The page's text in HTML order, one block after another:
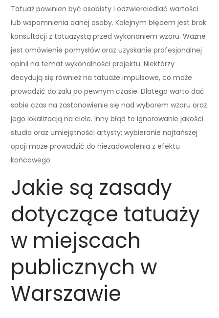
Tatuaż powinien być osobisty i odzwierciedlać wartości
lub wspomnienia danej osoby. Kolejnym błędem jest brak
konsultacji z tatuażystą przed wykonaniem wzoru. Ważne
jest omówienie pomysłów oraz uzyskanie profesjonalnej
opinii na temat wykonalności projektu. Niektórzy
decydują się również na tatuaże impulsowe, co może
prowadzić do żalu po pewnym czasie. Dlatego warto dać
sobie czas na zastanowienie się nad wyborem wzoru oraz
jego lokalizacją na ciele. Inny błąd to ignorowanie jakości
studia oraz umiejętności artysty; wybieranie najtańszej
opcji może prowadzić do niezadowolenia z efektu
końcowego.
Jakie są zasady
dotyczące tatuaży
w miejscach
publicznych w
Warszawie